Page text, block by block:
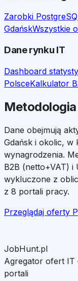
Zarobki
GdańskWszystkie
Dane rynku IT
Dashboard
PolsceKalkulator
Metodologia
Dane obejmują
Gdańsk i okolic, w
wynagrodzenia.
B2B (netto+VAT)
wykluczone z
z 8 portali pracy.
Przeglądaj oferty
JobHunt.pl
Agregator ofert
portali